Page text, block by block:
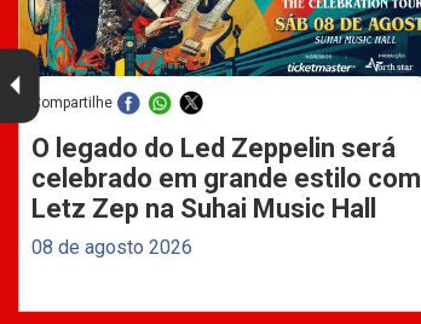
Compartilhe
O legado do Led Zeppelin será
celebrado em grande estilo com
Letz Zep na Suhai Music Hall
08 de agosto 2026